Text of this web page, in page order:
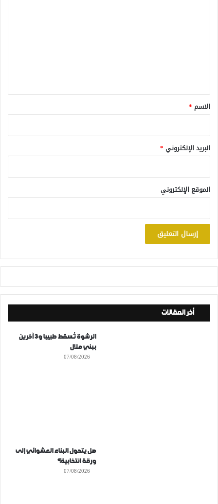
*
الاسم *
البريد الإلكتروني *
الموقع الإلكتروني
أخر المقالات
الرشوة تُسقط طبيبا و3 آخرين
ببني ملال
07/08/2026
هل يتحول البناء العشوائي إلى
ورقة انتخابية؟
07/08/2026